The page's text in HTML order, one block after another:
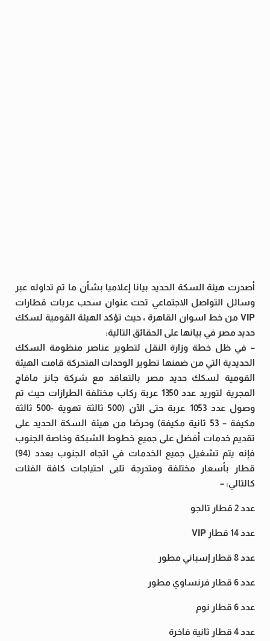
أصدرت هيئة السكة الحديد بيانا إعلاميا بشأن ما تم تداوله عبر
وسائل التواصل الاجتماعي تحت عنوان سحب عربات قطارات
VIP من خط اسوان القاهرة ، حيث تؤكد الهيئة القومية لسكك
حديد مصر في بيانها على الحقائق التالية:
– في ظل خطة وزارة النقل لتطوير عناصر منظومة السكك
الحديدية التي من ضمنها تطوير الوحدات المتحركة قامت الهيئة
القومية لسكك حديد مصر بالتعاقد مع شركة جانز مافاج
المجرية لتوريد عدد 1350 عربة ركاب مختلفة الطرازات حيث تم
وصول عدد 1053 عربة حتى الآن (500 ثالثة تهوية -500 ثالثة
مكيفة – 53 ثانية مكيفة) وحرصًا من هيئة السكة الحديد على
تقديم خدمات أفضل على جميع خطوط الشبكة وخاصة الجنوب
فإنه يتم تشغيل جميع الخدمات في اتجاه الجنوب بعدد (94)
قطار بأسعار مختلفة ومتدرجة تلبى احتياجات كافة الفئات
كالتالي: –
عدد 2 قطار تالجو
عدد 14 قطار VIP
عدد 8 قطار إسباني مطور
عدد 6 قطار فرنساوي مطور
عدد 6 قطار نوم
عدد 4 قطار ثانية فاخرة